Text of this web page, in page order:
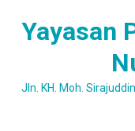
Yayasan
Jln. KH. Moh.